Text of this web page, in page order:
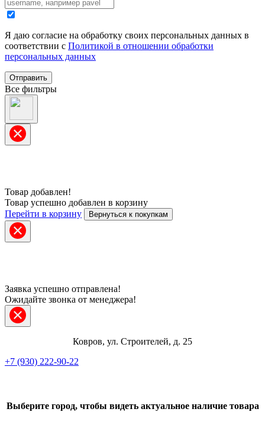
ВКонтакте
Я даю согласие на обработку своих персональных данных в
соответствии с Политикой в отношении обработки
персональных данных
Отправить
Все фильтры
Товар добавлен!
Товар успешно добавлен в корзину
Перейти в корзину
Вернуться к покупкам
Заявка успешно отправлена!
Ожидайте звонка от менеджера!
Ковров, ул. Строителей, д. 25
+7 (930) 222-90-22
Выберите город, чтобы видеть актуальное наличие товара